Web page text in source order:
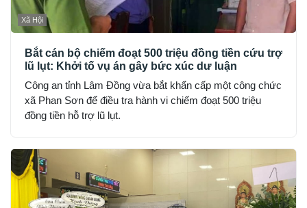
Xã Hội
Bắt cán bộ chiếm đoạt 500 triệu đồng tiền cứu trợ
lũ lụt: Khởi tố vụ án gây bức xúc dư luận
Công an tỉnh Lâm Đồng vừa bắt khẩn cấp một công chức
xã Phan Sơn để điều tra hành vi chiếm đoạt 500 triệu
đồng tiền hỗ trợ lũ lụt.